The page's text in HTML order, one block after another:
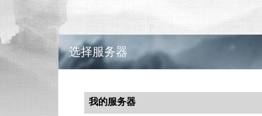
选择服务器
我的服务器